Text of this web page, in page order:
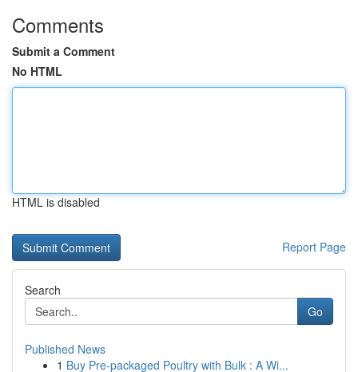
Comments
Submit a Comment
No HTML
HTML is disabled
Report Page
Search
Go
Published News
1 Buy Pre-packaged Poultry with Bulk : A Wi...